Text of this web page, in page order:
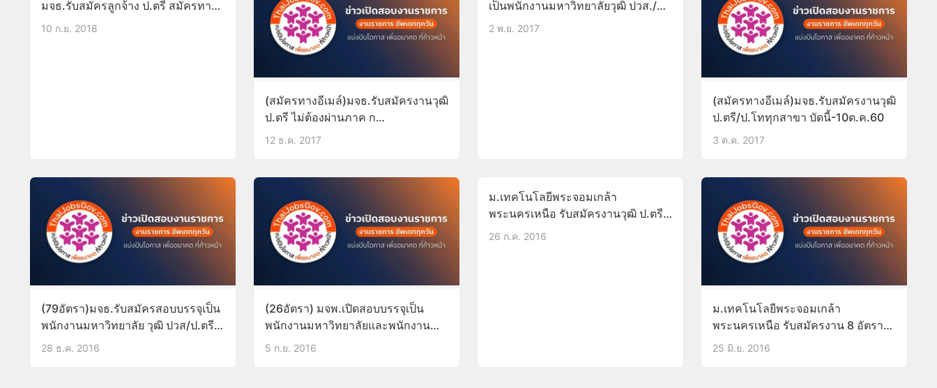
มจธ.รับสมัครลูกจ้าง ป.ตรี สมัครทาง
อีเมล์ บัดนี้-14ก.ย.61
10 ก.ย. 2018
(สมัครทางอีเมล์)มจธ.รับสมัครงานวุฒิ
ป.ตรี ไม่ต้องผ่านภาค ก
บัดนี้-11ม.ค.61
12 ธ.ค. 2017
เป็นพนักงานมหาวิทยาลัยวุฒิ ปวส./
ป.ตรี/ป.โท63อัตรา บัดนี้-8พ.ย.60
2 พ.ย. 2017
(สมัครทางอีเมล์)มจธ.รับสมัครงานวุฒิ
ป.ตรี/ป.โททุกสาขา บัดนี้-10ต.ค.60
3 ต.ค. 2017
(79อัตรา)มจธ.รับสมัครสอบบรรจุเป็น
พนักงานมหาวิทยาลัย วุฒิ ปวส/ป.ตรี
ขึ้นไป บัดนี้-12ม.ค.60
28 ธ.ค. 2016
(26อัตรา) มจพ.เปิดสอบบรรจุเป็น
พนักงานมหาวิทยาลัยและพนักงาน
ราชการ รับสมัครบัดนี้-22ก.ย.59
5 ก.ย. 2016
ม.เทคโนโลยีพระจอมเกล้า
พระนครเหนือ รับสมัครงานวุฒิ ป.ตรี
เงินเดือน12,285 บัดนี้-29ก.ค.59
26 ก.ค. 2016
ม.เทคโนโลยีพระจอมเกล้า
พระนครเหนือ รับสมัครงาน 8 อัตรา
บัดนี้-29 ก.ค.59
25 มิ.ย. 2016